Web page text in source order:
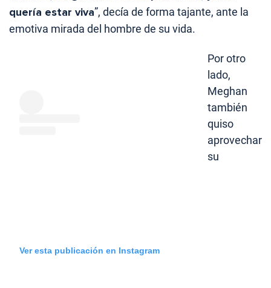
quería estar viva”, decía de forma tajante, ante la
emotiva mirada del hombre de su vida.
Ver esta publicación en Instagram
Por otro
lado,
Meghan
también
quiso
aprovechar
su